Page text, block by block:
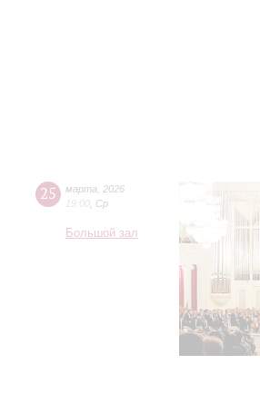
25 марта
2026
19:00 Ср
Большой зал